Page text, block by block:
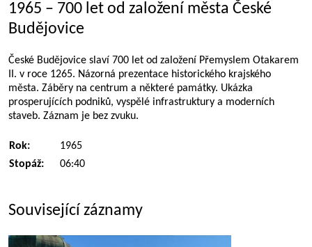
1965 – 700 let od založení města České
Budějovice
České Budějovice slaví 700 let od založení Přemyslem Otakarem
II. v roce 1265. Názorná prezentace historického krajského
města. Záběry na centrum a některé památky. Ukázka
prosperujících podniků, vyspělé infrastruktury a moderních
staveb. Záznam je bez zvuku.
Rok:
1965
Stopáž:
06:40
Související záznamy